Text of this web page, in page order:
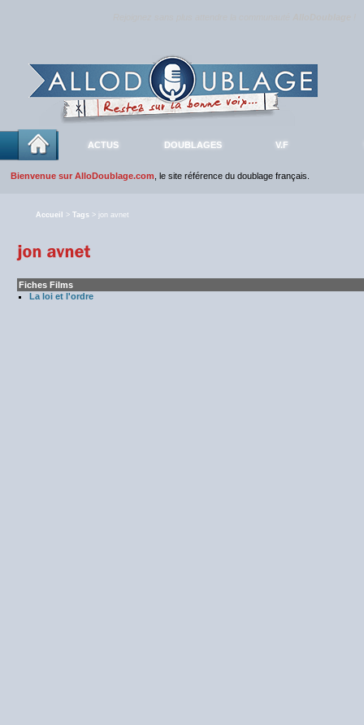
ACTUS DOUBLAGES V.F
Bienvenue sur AlloDoublage.com , le site référence du doublage français.
Accueil > Tags > jon avnet
Fiches Films
La loi et l'ordre